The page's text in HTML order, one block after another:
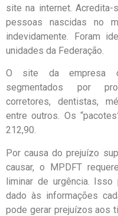
site na internet.
pessoas nascidas no
indevidamente. Foram
unidades da Federação.
O site da empresa
segmentados por
corretores, dentistas,
entre outros. Os
212,90.
Por causa do prejuízo
causar, o MPDFT
liminar de urgência. Isso
dado às informações
pode gerar prejuízos aos